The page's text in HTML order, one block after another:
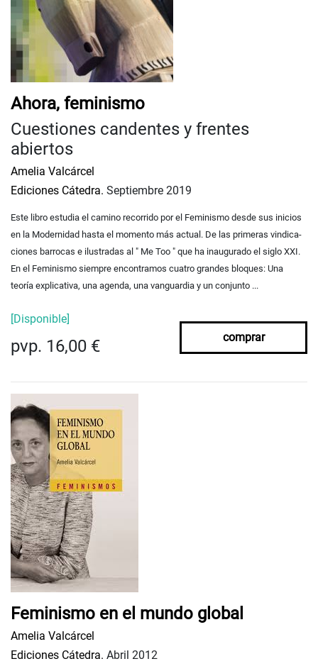
Ahora, feminismo
Cuestiones candentes y frentes
abiertos
Amelia Valcárcel
Ediciones Cátedra. Septiembre 2019
Este libro estudia el camino recorrido por el Feminismo desde sus inicios
en la Modernidad hasta el momento más actual. De las primeras vin­dica­
cio­nes barrocas e ilustradas al " Me Too " que ha inaugurado el siglo XXI.
En el Feminismo siempre encontramos cuatro grandes bloques: Una
teoría explicativa, una agenda, una vanguardia y un conjunto ...
[Disponible]
pvp. 16,00 € comprar
Feminismo en el mundo global
Amelia Valcárcel
Ediciones Cátedra. Abril 2012